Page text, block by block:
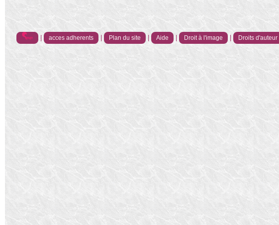
| acces adherents | Plan du site | Aide | Droit à l'image | Droits d'auteur